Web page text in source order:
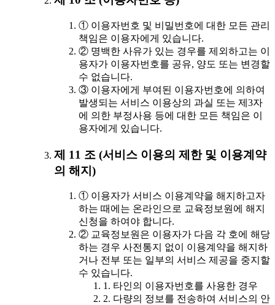
① 이용자번호 및 비밀번호에 대한 모든 관리
책임은 이용자에게 있습니다.
② 명백한 사유가 있는 경우를 제외하고는 이
용자가 이용자번호를 공유, 양도 또는 변경할
수 없습니다.
③ 이용자에게 부여된 이용자번호에 의하여
발생되는 서비스 이용상의 과실 또는 제3자
에 의한 부정사용 등에 대한 모든 책임은 이
용자에게 있습니다.
제 11 조 (서비스 이용의 제한 및 이용계약
의 해지)
① 이용자가 서비스 이용계약을 해지하고자
하는 때에는 온라인으로 교육정보원에 해지
신청을 하여야 합니다.
② 교육정보원은 이용자가 다음 각 호에 해당
하는 경우 사전통지 없이 이용계약을 해지하
거나 전부 또는 일부의 서비스 제공을 중지할
수 있습니다.
1. 타인의 이용자번호를 사용한 경우
2. 다량의 정보를 전송하여 서비스의 안